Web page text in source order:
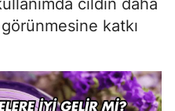
cildin daha
katkı